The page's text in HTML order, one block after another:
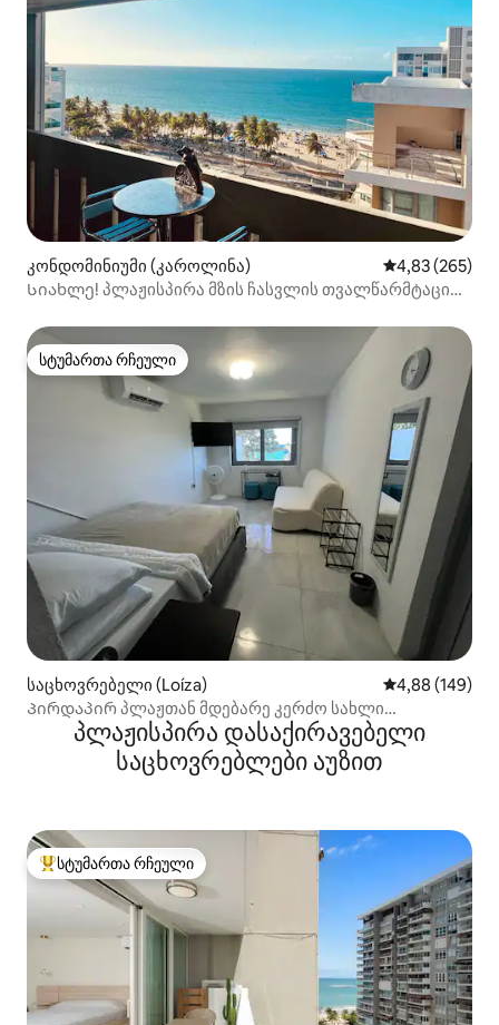
კონდომინიუმი (კაროლინა) საშუალო
4,83 (265)
Სიახლე! პლაჟისპირა მზის ჩასვლის თვალწარმტაცი
სტუმართა რჩეული
სტუმართა რჩეული
საცხოვრებელი (Loíza) საშუალო
4,88 (149)
Პირდაპირ პლაჟთან მდებარე კერძო სახლი
აეროპორტთან (SJU)
პლაჟისპირა დასაქირავებელი
საცხოვრებლები აუზით
სტუმართა რჩეული მოწინავე ვარიანტი
სტუმართა რჩეული